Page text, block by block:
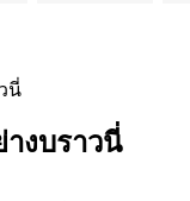
งบราวนี่